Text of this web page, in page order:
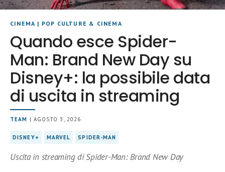
CINEMA | POP CULTURE & CINEMA
Quando esce Spider-
Man: Brand New Day su
Disney+: la possibile data
di uscita in streaming
TEAM | AGOSTO 3, 2026
DISNEY+ MARVEL SPIDER-MAN
Uscita in streaming di Spider-Man: Brand New Day